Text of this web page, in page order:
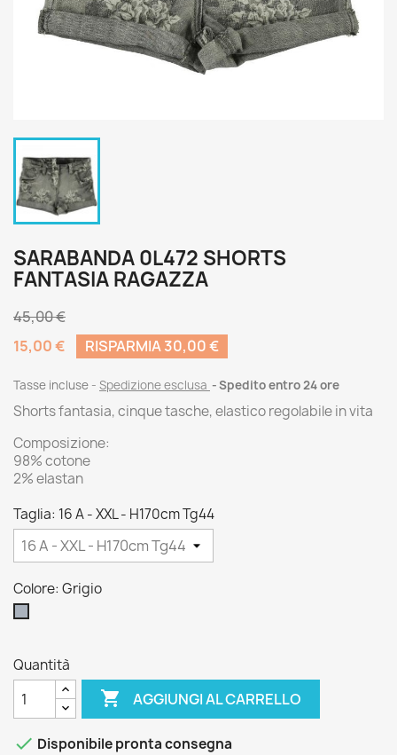
SARABANDA 0L472 SHORTS
FANTASIA RAGAZZA
45,00 €
15,00 €
RISPARMIA 30,00 €
Tasse incluse Spedizione esclusa Spedito entro 24 ore
Shorts fantasia, cinque tasche, elastico regolabile in vita
Composizione:
98% cotone
2% elastan
Taglia: 16 A - XXL - H170cm Tg44
Colore: Grigio
Quantità
 AGGIUNGI AL CARRELLO
 Disponibile pronta consegna